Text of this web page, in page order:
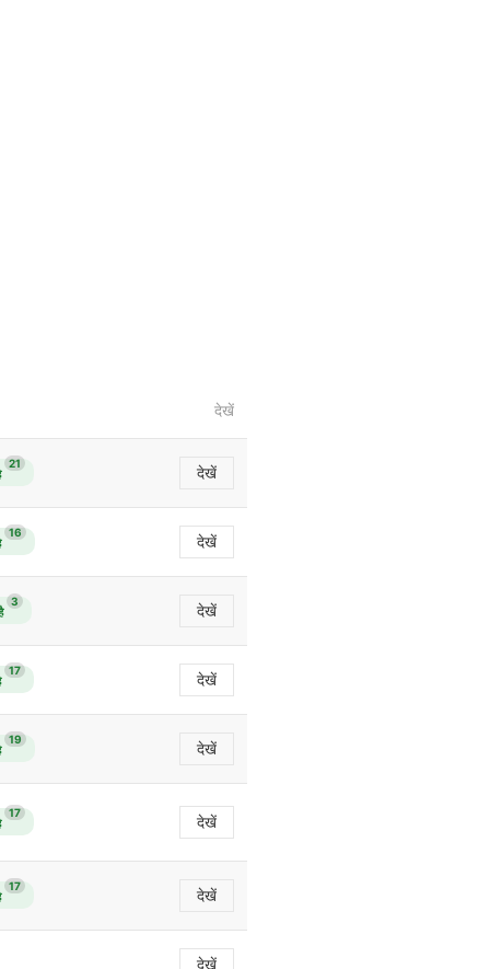
देखें
21 देखें
16 देखें
3 देखें
17 देखें
19 देखें
17 देखें
17 देखें
देखें